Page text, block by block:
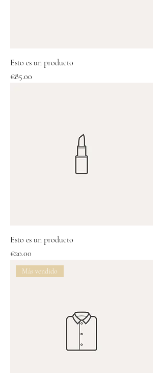
Esto es un producto
Price
€85.00
Esto es un producto
Price
€20.00
Más vendido